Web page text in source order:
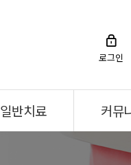
로그인
일반치료 커뮤